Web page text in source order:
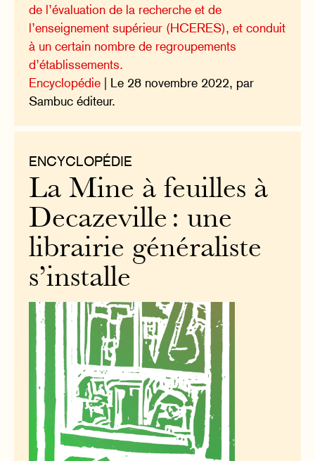
de l’évaluation de la recherche et de
l’enseignement supérieur (HCERES), et conduit
à un certain nombre de regroupements
d’établissements.
Encyclopédie | Le 28 novembre 2022, par
Sambuc éditeur.
ENCYCLOPÉDIE
La Mine à feuilles à
Decazeville : une
librairie généraliste
s’installe